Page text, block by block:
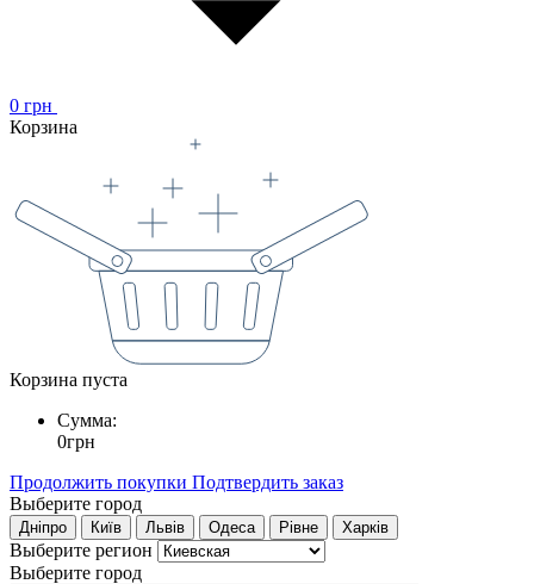
0 грн
Корзина
Корзина пуста
Сумма:
0грн
Продолжить покупки Подтвердить заказ
Выберите город
Дніпро Київ Львів Одеса Рівне Харків
Выберите регион
Выберите город